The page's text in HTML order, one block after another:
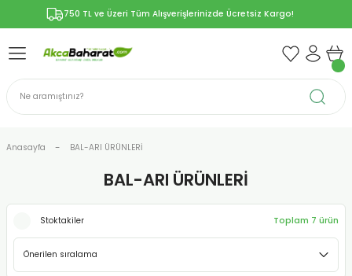
750 TL ve Üzeri Tüm Alışverişlerinizde Ücretsiz Kargo!
Geri Dön
Propolis
Geri Dön
Bitkisel Kapsül
Geri Dön
Geri Dön
KAPSÜLLER
Geri Dön
Anasayfa BAL-ARI ÜRÜNLERİ
BAL-ARI ÜRÜNLERİ
Stoktakiler Toplam 7 ürün